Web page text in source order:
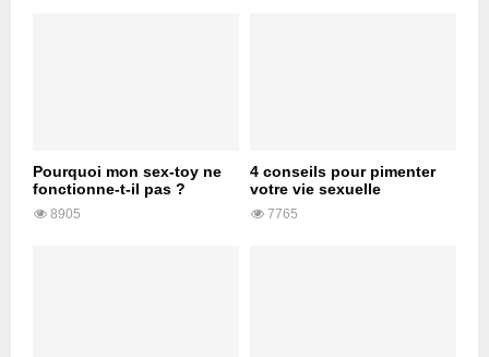
Pourquoi mon sex-toy ne
fonctionne-t-il pas ?
8905
4 conseils pour pimenter
votre vie sexuelle
7765